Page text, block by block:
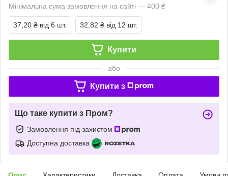
Мінімальна сума замовлення на сайті — 400 ₴
37,20 ₴ від 6 шт. 32,82 ₴ від 12 шт.
Купити
або
Купити з
Що таке купити з Пром?
Замовлення під захистом
Доступна доставка